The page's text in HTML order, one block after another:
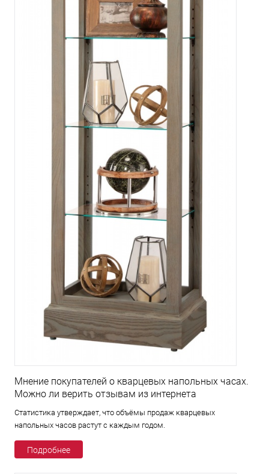
Мнение покупателей о кварцевых напольных часах.
Можно ли верить отзывам из интернета
Статистика утверждает, что объёмы продаж кварцевых
напольных часов растут с каждым годом.
Подробнее